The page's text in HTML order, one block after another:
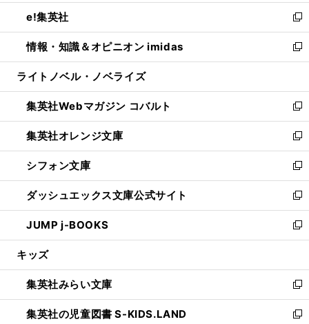
く
ウ
で
開
く
ン
ド
ウ
で
開
ウ
ィ
ン
ド
ウ
開
く
し
い
ウ
ィ
ン
ウ
で
開
く
e!集英社
新
し
い
ウ
ン
ド
ウ
で
開
く
情報・知識＆オピニオン imidas
新
し
ウ
ィ
ン
ド
ウ
で
開
く
ライトノベル・ノベライズ
集英社Webマガジン コバルト
新
し
い
ウ
ィ
ン
ド
ウ
で
開
集英社オレンジ文庫
新
し
い
ウ
ィ
ン
ド
ウ
開
く
シフォン文庫
新
し
い
ウ
ィ
ン
ウ
で
開
く
ダッシュエックス文庫公式サイト
新
し
い
ウ
ン
ド
ウ
で
JUMP j-BOOKS
新
し
ウ
ィ
ン
ド
キッズ
集英社みらい文庫
新
し
い
集英社の児童図書 S-KIDS.LAND
新